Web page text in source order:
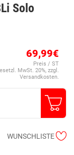
Solo
69,99€
Preis / ST
MwSt. 20%, zzgl.
Versandkosten.
WUNSCHLISTE